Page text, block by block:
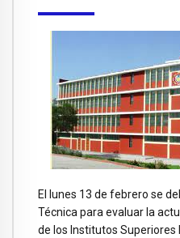
El lunes 13 de febrero se
Técnica para evaluar la
de los Institutos Superiores